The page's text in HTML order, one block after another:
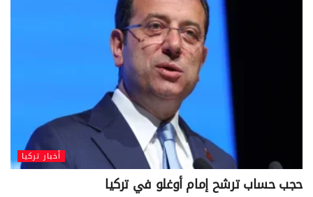
أخبار تركيا
حجب حساب ترشح إمام أوغلو في تركيا